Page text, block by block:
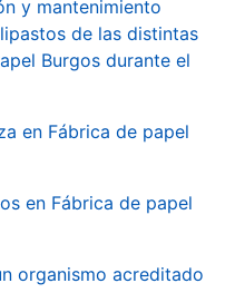
y mantenimiento
de las distintas
Burgos durante el
en Fábrica de papel
en Fábrica de papel
organismo acreditado